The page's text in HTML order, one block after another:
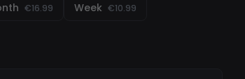
€16.99 Week €10.99